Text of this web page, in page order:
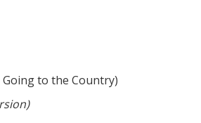
Going to the Country)